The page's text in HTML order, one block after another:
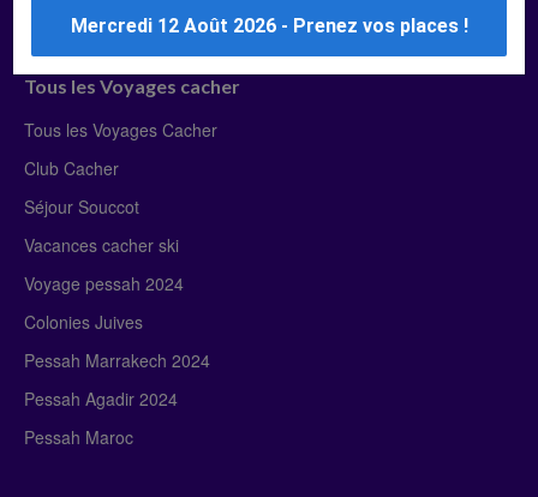
Restaurants cacher Dubaï
Tous les Voyages cacher
Tous les Voyages Cacher
Club Cacher
Séjour Souccot
Vacances cacher ski
Voyage pessah 2024
Colonies Juives
Pessah Marrakech 2024
Pessah Agadir 2024
Pessah Maroc
Mercredi 12 Août 2026 - Prenez vos places !